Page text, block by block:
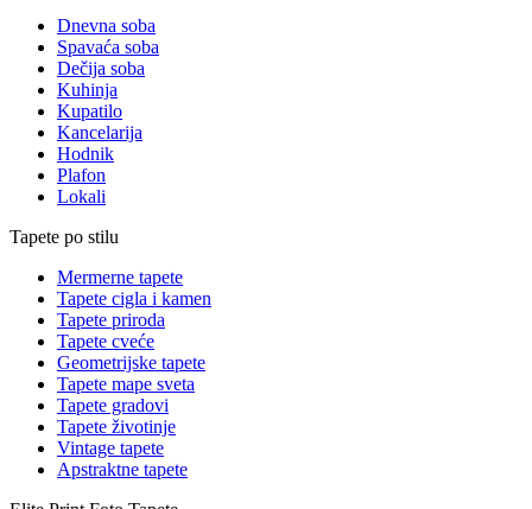
Dnevna soba
Spavaća soba
Dečija soba
Kuhinja
Kupatilo
Kancelarija
Hodnik
Plafon
Lokali
Tapete po stilu
Mermerne tapete
Tapete cigla i kamen
Tapete priroda
Tapete cveće
Geometrijske tapete
Tapete mape sveta
Tapete gradovi
Tapete životinje
Vintage tapete
Apstraktne tapete